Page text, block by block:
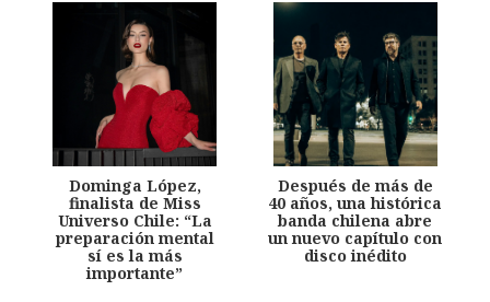
Dominga López,
finalista de Miss
Universo Chile: “La
preparación mental
sí es la más
importante”
Después de más de
40 años, una histórica
banda chilena abre
un nuevo capítulo con
disco inédito